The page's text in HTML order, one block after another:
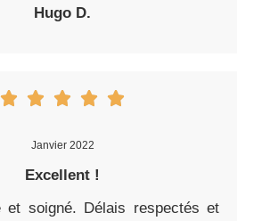
Hugo D.
Janvier 2022
Excellent !
et soigné. Délais respectés et